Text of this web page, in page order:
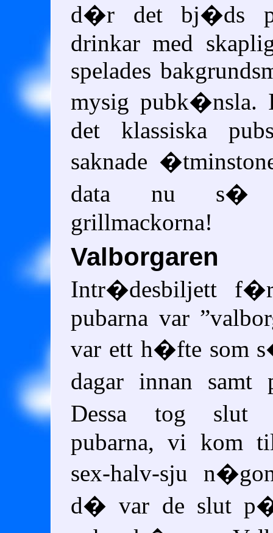
d�r det bj�ds
drinkar med
spelades
mysig pubk�nsla.
det klassiska
saknade
data nu s�
grillmackorna!
Valborgaren
Intr�desbiljett
pubarna var
var ett h�fte som
dagar innan samt
Dessa tog slut
pubarna, vi kom
sex-halv-sju
d� var de slut